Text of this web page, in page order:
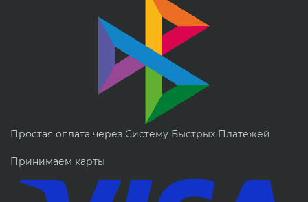
Простая оплата через Систему Быстрых Платежей
Принимаем карты